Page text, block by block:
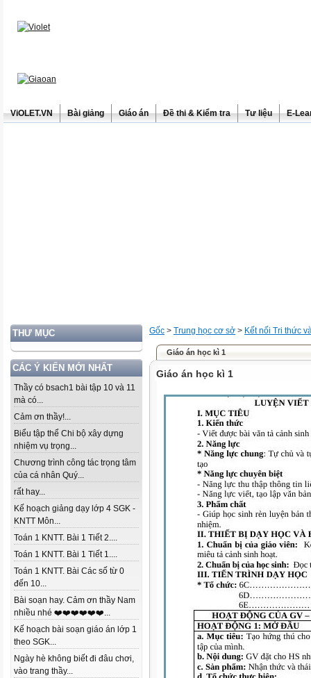
ViOLET.VN Bài giảng Giáo án Đề thi & Kiểm tra Tư liệu E-
THƯ MỤC
CÁC Ý KIẾN MỚI NHẤT
Thầy có bsach1 bài tập 10 và 11
mà có...
Cảm ơn thầy!...
Biểu tập thể Chi bộ xây dựng
nhiệm vụ trọng...
Chương trình công tác trọng tâm
của cá nhân Quý...
rất hay...
Kế hoạch giảng dạy lớp 4 SGK -
KNTT Môn...
Toán 1 KNTT. Bài 1 Tiết 2....
Toán 1 KNTT. Bài 1 Tiết 1....
Toán 1 KNTT. Bài Các số từ 0
đến 10...
Bài soạn hay. Cảm ơn thầy Nam
nhiều nhé ❤️❤️❤️❤️❤️❤️...
Kế hoạch bài soạn giáo án lớp 1
theo SGK...
Ngày hè không biết đi đâu chơi,
vào trang thầy...
Gốc > Trung học cơ sở > Kết nối Tri thức
Giáo án học kì 1
Giáo án học kì 1